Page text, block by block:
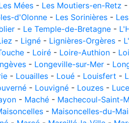
Mées - Les Moutiers-en-Retz -
d'Olonne - Les Sorinières -
- Le Temple-de-Bretagne -
- Ligné - Lignières-Orgères -
- Loiré - Loire-Authion -
- Longeville-sur-Mer -
- Louailles - Loué - Louisfert -
- Louvigné - Louzes -
- Maché - Machecoul-Saint-
- Maisoncelles-du-